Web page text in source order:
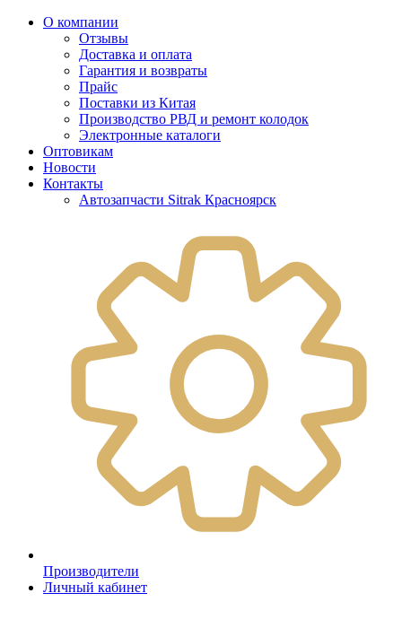
О компании
Отзывы
Доставка и оплата
Гарантия и возвраты
Прайс
Поставки из Китая
Производство РВД и ремонт колодок
Электронные каталоги
Оптовикам
Новости
Контакты
Автозапчасти Sitrak Красноярск
Производители
Личный кабинет